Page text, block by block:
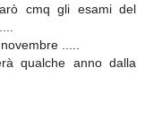
cmq gli esami del
.....
qualche anno dalla